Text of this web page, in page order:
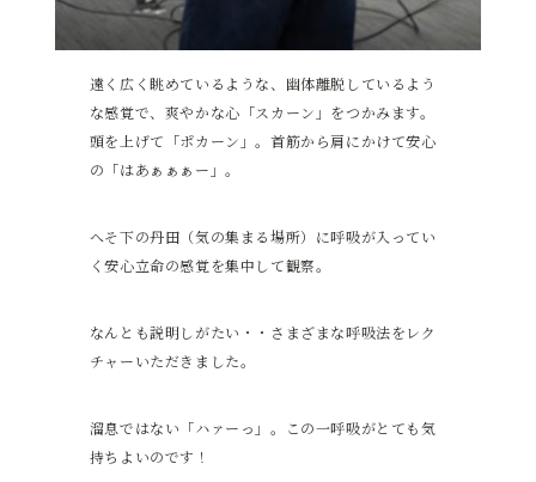
遠く広く眺めているような、幽体離脱しているよう
な感覚で、爽やかな心「スカーン」をつかみます。
頭を上げて「ポカーン」。首筋から肩にかけて安心
の「はあぁぁぁー」。
へそ下の丹田（気の集まる場所）に呼吸が入ってい
く安心立命の感覚を集中して観察。
なんとも説明しがたい・・さまざまな呼吸法をレク
チャーいただきました。
溜息ではない「ハァーっ」。この一呼吸がとても気
持ちよいのです！